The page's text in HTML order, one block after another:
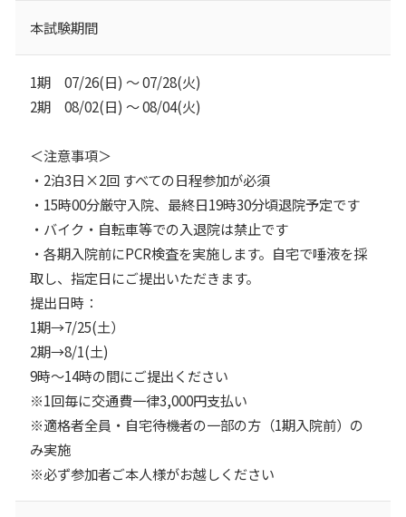
本試験期間
1期 07/26(⽇) 〜 07/28(⽕)
2期 08/02(⽇) 〜 08/04(⽕)
＜注意事項＞
・2泊3⽇×2回 すべての⽇程参加が必須
・15時00分厳守⼊院、最終⽇19時30分頃退院予定です
・バイク・⾃転⾞等での⼊退院は禁⽌です
・各期⼊院前にPCR検査を実施します。⾃宅で唾液を採
取し、指定⽇にご提出いただきます。
提出⽇時：
1期→7/25(⼟）
2期→8/1(⼟)
9時〜14時の間にご提出ください
※1回毎に交通費⼀律3,000円⽀払い
※適格者全員・⾃宅待機者の⼀部の⽅（1期⼊院前）の
み実施
※必ず参加者ご本⼈様がお越しください